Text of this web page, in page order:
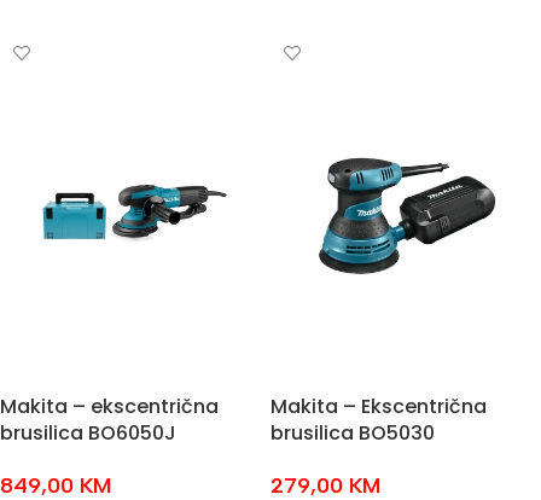
Makita – ekscentrična
brusilica BO6050J
849,00 KM
Makita – Ekscentrična
brusilica BO5030
279,00 KM